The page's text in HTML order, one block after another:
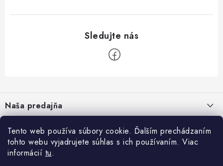
Tento web používa súbory cookie. Ďalším prechádzaním
tohto webu vyjadrujete súhlas s ich používaním. Viac
informácií tu.
p
ä
Naša predajňa
CYKLO NB - Jozef Valach
Informácie
Blog
O nás
Bezpečné platby